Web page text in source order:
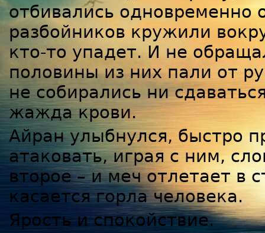
отбивались одновременно
разбойников кружили
кто-то упадет. И не
половины из них пали от
не собирались ни
жажда крови.
Айран улыбнулся, быстро
атаковать, играя с ним,
второе – и меч отлетает в
касается горла человека.
Ярость и спокойствие.